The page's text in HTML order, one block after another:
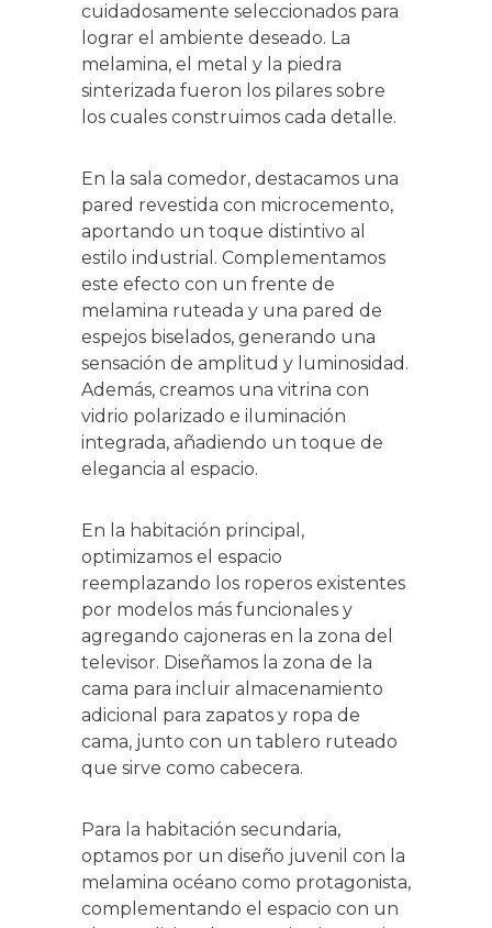
cuidadosamente seleccionados para
lograr el ambiente deseado. La
melamina, el metal y la piedra
sinterizada fueron los pilares sobre
los cuales construimos cada detalle.
En la sala comedor, destacamos una
pared revestida con microcemento,
aportando un toque distintivo al
estilo industrial. Complementamos
este efecto con un frente de
melamina ruteada y una pared de
espejos biselados, generando una
sensación de amplitud y luminosidad.
Además, creamos una vitrina con
vidrio polarizado e iluminación
integrada, añadiendo un toque de
elegancia al espacio.
En la habitación principal,
optimizamos el espacio
reemplazando los roperos existentes
por modelos más funcionales y
agregando cajoneras en la zona del
televisor. Diseñamos la zona de la
cama para incluir almacenamiento
adicional para zapatos y ropa de
cama, junto con un tablero ruteado
que sirve como cabecera.
Para la habitación secundaria,
optamos por un diseño juvenil con la
melamina océano como protagonista,
complementando el espacio con un